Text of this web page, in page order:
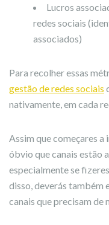
Lucros
redes sociais
associados)
Para recolher essas
gestão de redes sociais
nativamente, em cada
Assim que começares a
óbvio que canais estão
especialmente se
disso, deverás também
canais que precisam de